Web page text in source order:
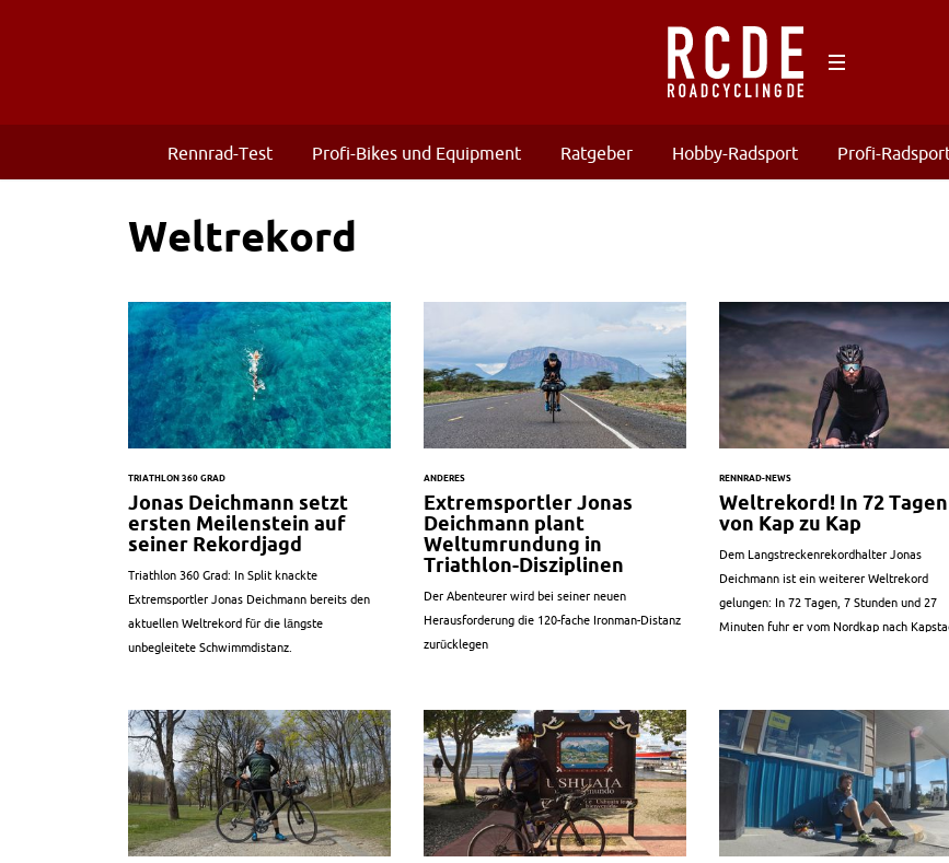
Rennrad-Test Profi-Bikes und Equipment Ratgeber Hobby-Radsport Profi-
Weltrekord
TRIATHLON 360 GRAD
Jonas Deichmann setzt
ersten Meilenstein auf
seiner Rekordjagd
Triathlon 360 Grad: In Split knackte
Extremsportler Jonas Deichmann bereits den
aktuellen Weltrekord für die längste
unbegleitete Schwimmdistanz.
ANDERES
Extremsportler Jonas
Deichmann plant
Weltumrundung in
Triathlon-Disziplinen
Der Abenteurer wird bei seiner neuen
Herausforderung die 120-fache Ironman-Distanz
zurücklegen
RENNRAD-NEWS
Weltrekord! In 72 Tagen
von Kap zu Kap
Dem Langstreckenrekordhalter Jonas
Deichmann ist ein weiterer Weltrekord
gelungen: In 72 Tagen, 7 Stunden und 27
Minuten fuhr er vom Nordkap nach